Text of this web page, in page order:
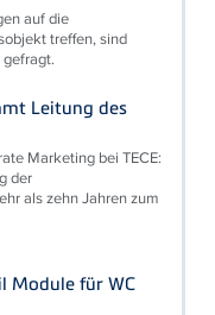
auf die
treffen, sind
Leitung des
Marketing bei TECE:
der
als zehn Jahren zum
Module für WC